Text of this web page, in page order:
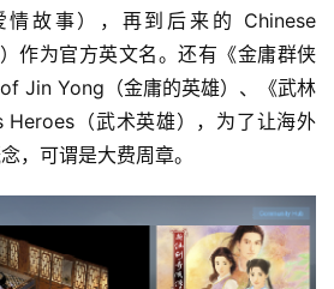
情故事），再到后来的 Chinese
作为官方英文名。还有《金庸群侠
Jin Yong（金庸的英雄）、《武林
（武术英雄），为了让海外
，可谓是大费周章。